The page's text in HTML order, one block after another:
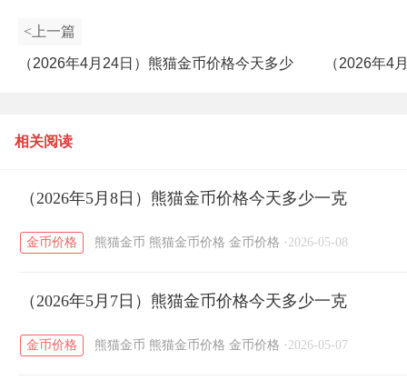
<上一篇
（2026年4月24日）熊猫金币价格今天多少 （2026年4
相关阅读
（2026年5月8日）熊猫金币价格今天多少一克
金币价格 熊猫金币 熊猫金币价格 金币价格 · 2026-05-08
（2026年5月7日）熊猫金币价格今天多少一克
金币价格 熊猫金币 熊猫金币价格 金币价格 · 2026-05-07